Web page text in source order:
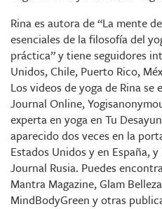
Rina es autora de “La mente
esenciales de la filosofía del
práctica” y tiene seguidores
Unidos, Chile, Puerto Rico,
Los videos de yoga de Rina se
Journal Online,
experta en yoga en Tu
aparecido dos veces en la
Estados Unidos y en España,
Journal Rusia. Puedes
Mantra Magazine, Glam
MindBodyGreen y otras